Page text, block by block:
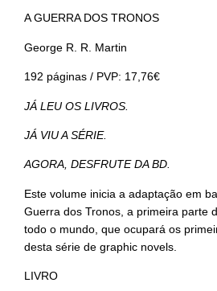
A GUERRA DOS TRONOS
George R. R. Martin
192 páginas / PVP: 17,76€
JÁ LEU OS LIVROS.
JÁ VIU A SÉRIE.
AGORA, DESFRUTE DA BD.
Este volume inicia a adaptação em
Guerra dos Tronos, a primeira parte
todo o mundo, que ocupará os
desta série de graphic novels.
LIVRO